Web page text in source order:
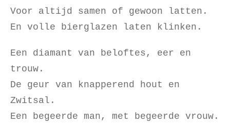
Voor altijd samen of gewoon latten.
En volle bierglazen laten klinken.
Een diamant van beloftes, eer en
trouw.
De geur van knapperend hout en
Zwitsal.
Een begeerde man, met begeerde vrouw.